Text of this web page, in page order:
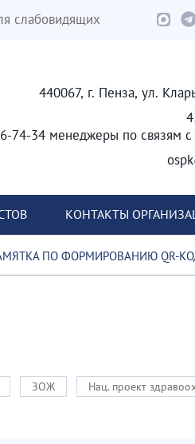
слабовидящих
440067, г. Пенза, ул.
74-34 менеджеры по связям
КОНТАКТЫ
ПО ФОРМИРОВАНИЮ QR-КОДА ПРИ
ЗОЖ
Нац. проект